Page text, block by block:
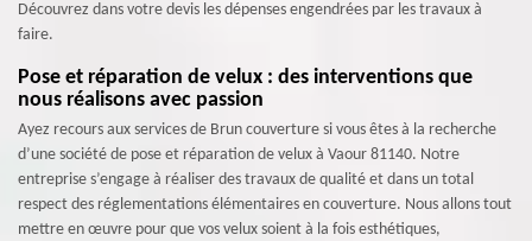
Découvrez dans votre devis les dépenses engendrées par les travaux à
faire.
Pose et réparation de velux : des interventions que
nous réalisons avec passion
Ayez recours aux services de Brun couverture si vous êtes à la recherche
d’une société de pose et réparation de velux à Vaour 81140. Notre
entreprise s’engage à réaliser des travaux de qualité et dans un total
respect des réglementations élémentaires en couverture. Nous allons tout
mettre en œuvre pour que vos velux soient à la fois esthétiques,